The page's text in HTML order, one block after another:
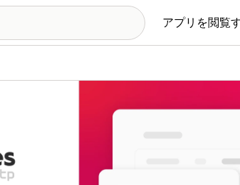
アプリを閲覧